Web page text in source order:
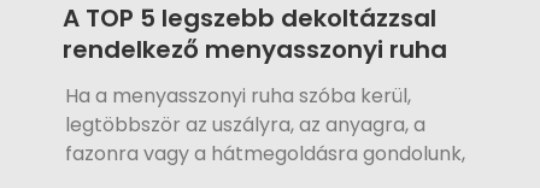
A TOP 5 legszebb dekoltázzsal
rendelkező menyasszonyi ruha
Ha a menyasszonyi ruha szóba kerül,
legtöbbször az uszályra, az anyagra, a
fazonra vagy a hátmegoldásra gondolunk,